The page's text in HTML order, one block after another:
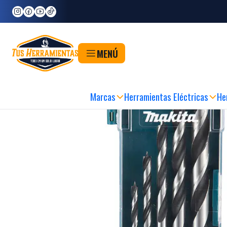
MENÚ
Marcas Herramientas Eléctricas
Inicio Herramientas